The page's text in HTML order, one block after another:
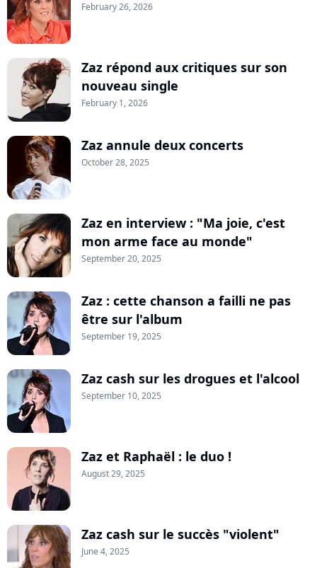
February 26, 2026
Zaz répond aux critiques sur son
nouveau single
February 1, 2026
Zaz annule deux concerts
October 28, 2025
Zaz en interview : "Ma joie, c'est
mon arme face au monde"
September 20, 2025
Zaz : cette chanson a failli ne pas
être sur l'album
September 19, 2025
Zaz cash sur les drogues et l'alcool
September 10, 2025
Zaz et Raphaël : le duo !
August 29, 2025
Zaz cash sur le succès "violent"
June 4, 2025